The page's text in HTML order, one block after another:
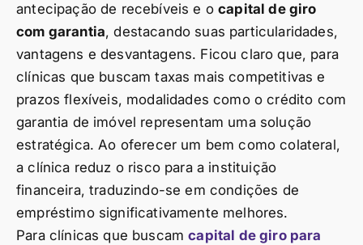
antecipação de recebíveis e ocapital de giro
com garantia, destacando suas particularidades,
vantagens e desvantagens. Ficou claro que, para
clínicas que buscam taxas mais competitivas e
prazos flexíveis, modalidades como o crédito com
garantia de imóvel representam uma solução
estratégica. Ao oferecer um bem como colateral,
a clínica reduz o risco para a instituição
financeira, traduzindo-se em condições de
empréstimo significativamente melhores.
Para clínicas que buscamcapital de giro para